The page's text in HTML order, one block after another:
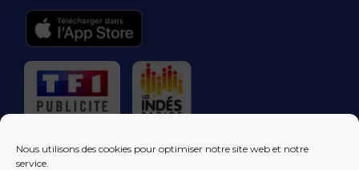
Nous utilisons des cookies pour optimiser notre site web et notre
service.
RÉGIE PUBLICITAIRE